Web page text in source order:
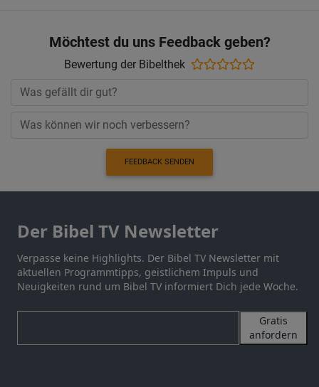
Möchtest du uns Feedback geben?
Bewertung der Bibelthek
FEEDBACK SENDEN
Der Bibel TV Newsletter
Verpasse keine Highlights. Der Bibel TV Newsletter mit
aktuellen Programmtipps, geistlichem Impuls und
Neuigkeiten rund um Bibel TV informiert Dich jede Woche.
Gratis
anfordern